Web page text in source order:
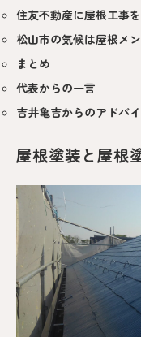
住友不動産に屋根工事
松山市の気候は屋根メ
まとめ
代表からの一言
吉井亀吉からのアドバ
屋根塗装と屋根